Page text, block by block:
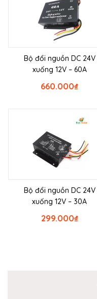
Bộ đổi nguồn DC 24V
xuống 12V – 60A
₫
660.000
Bộ đổi nguồn DC 24V
xuống 12V – 30A
₫
299.000